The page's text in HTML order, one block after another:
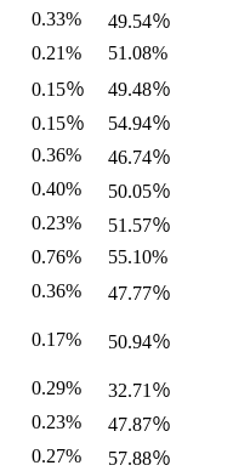
0.33%
49.54％
0.21%
51.08%
0.15％
49.48％
0.15％
54.94％
0.36%
46.74％
0.40%
50.05％
0.23%
51.57％
0.76%
55.10%
0.36%
47.77％
0.17% 50.94％
0.29%
32.71％
0.23%
47.87％
0.27%
57.88％